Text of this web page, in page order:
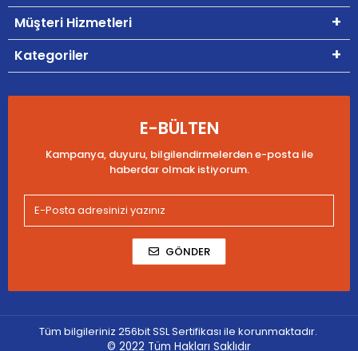
Müşteri Hizmetleri
Kategoriler
E-BÜLTEN
Kampanya, duyuru, bilgilendirmelerden e-posta ile
haberdar olmak istiyorum.
GÖNDER
Tüm bilgileriniz 256bit SSL Sertifikası ile korunmaktadır.
© 2022 Tüm Hakları Saklıdır